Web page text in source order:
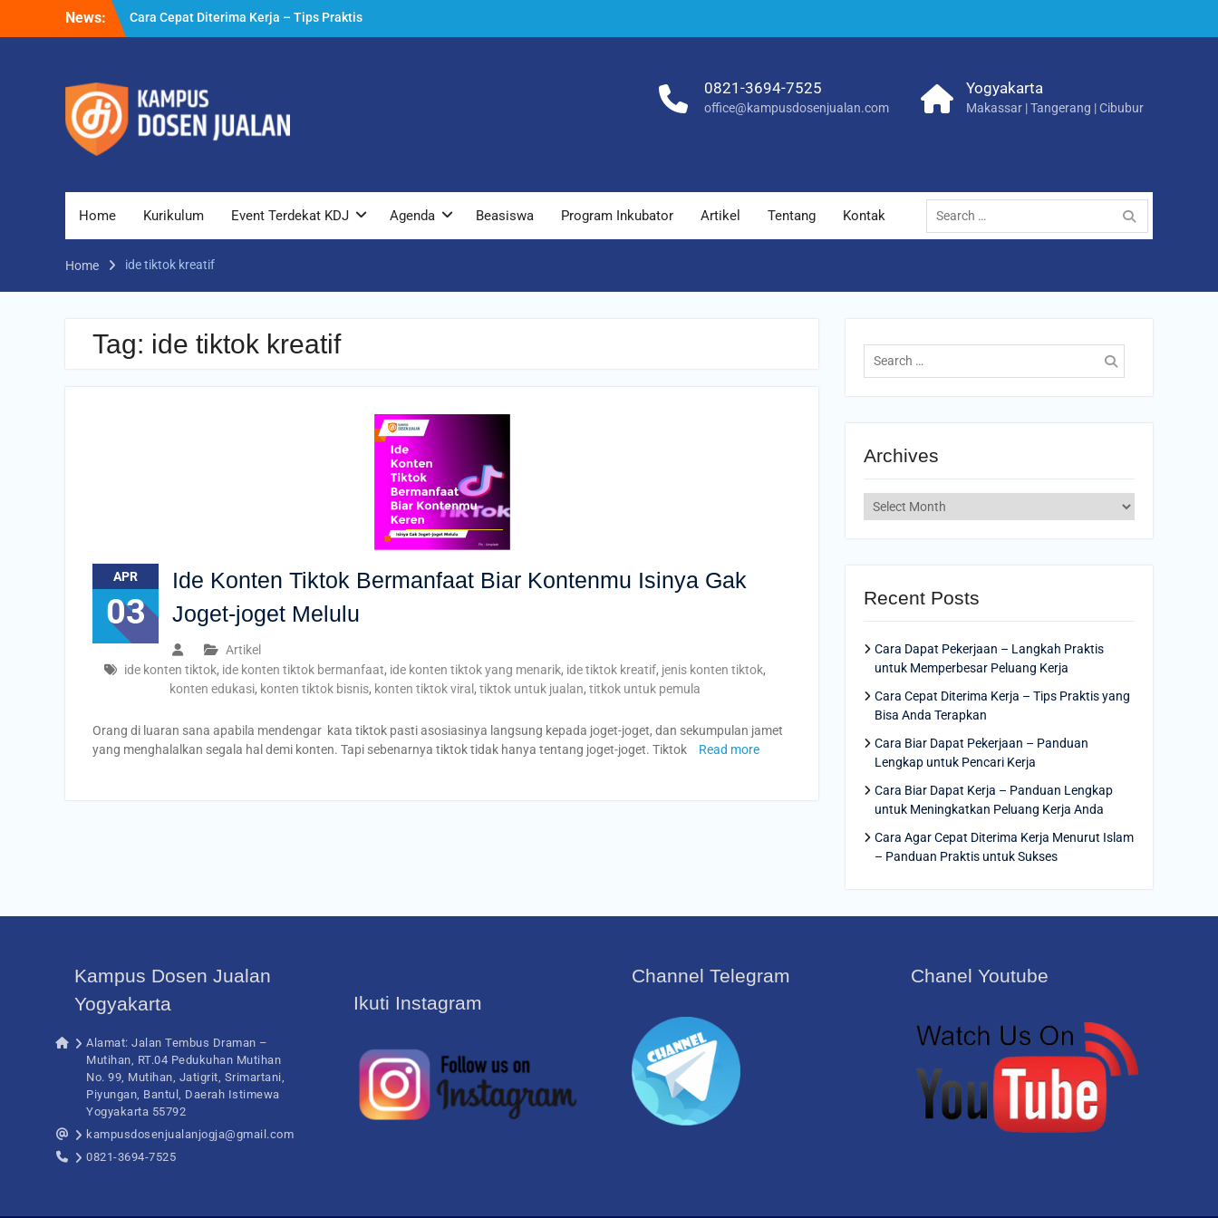
News:
Cara Cepat Diterima Kerja – Tips Praktis
yang Bisa Anda Terapkan
Cara Dapat Pekerjaan – Langkah Praktis
untuk Memperbesar Peluang Kerja
0821-3694-7525
office@kampusdosenjualan.com
Yogyakarta
Makassar | Tangerang | Cibubur
Home Kurikulum Event Terdekat KDJ Agenda Beasiswa Program Inkubator Artikel Tentang Kontak
Search
for:
Home ide tiktok kreatif
Tag: ide tiktok kreatif
APR
03
Ide Konten Tiktok Bermanfaat Biar Kontenmu Isinya Gak
Joget-joget Melulu
Artikel
ide konten tiktok, ide konten tiktok bermanfaat, ide konten tiktok yang menarik, ide tiktok kreatif, jenis konten tiktok,
konten edukasi, konten tiktok bisnis, konten tiktok viral , tiktok untuk jualan, titkok untuk pemula
Orang di luaran sana apabila mendengar kata tiktok pasti asosiasinya langsung kepada joget-joget, dan sekumpulan jamet
yang menghalalkan segala hal demi konten. Tapi sebenarnya tiktok tidak hanya tentang joget-joget. Tiktok
Read more
Search
for:
Archives
Archives
Recent Posts
Cara Dapat Pekerjaan – Langkah Praktis
untuk Memperbesar Peluang Kerja
Cara Cepat Diterima Kerja – Tips Praktis yang
Bisa Anda Terapkan
Cara Biar Dapat Pekerjaan – Panduan
Lengkap untuk Pencari Kerja
Cara Biar Dapat Kerja – Panduan Lengkap
untuk Meningkatkan Peluang Kerja Anda
Cara Agar Cepat Diterima Kerja Menurut Islam
– Panduan Praktis untuk Sukses
Kampus Dosen Jualan
Yogyakarta
Alamat: Jalan Tembus Draman –
Mutihan, RT.04 Pedukuhan Mutihan
No. 99, Mutihan, Jatigrit, Srimartani,
Piyungan, Bantul, Daerah Istimewa
Yogyakarta 55792
kampusdosenjualanjogja@gmail.com
0821-3694-7525
Ikuti Instagram
Channel Telegram Chanel Youtube